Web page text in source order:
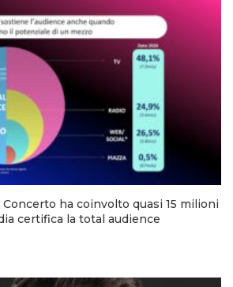
Concerto ha coinvolto quasi 15 milioni
certifica la total audience